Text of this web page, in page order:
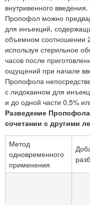
внутривенного введения.
Пропофол можно
для инъекций,
объемном соотношении
используя стерильное
часов после
ощущений при начале
Пропофола
с лидокаином для
и до одной части 0,5%
Разведение
сочетании с другими
Метод
одновременного
применения